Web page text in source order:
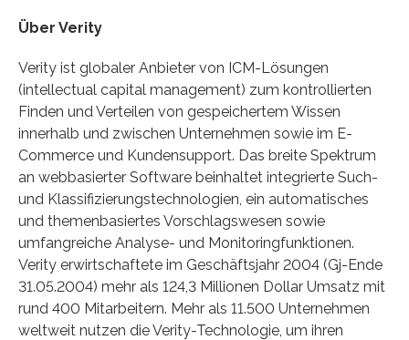
Über Verity
Verity ist globaler Anbieter von ICM-Lösungen
(intellectual capital management) zum kontrollierten
Finden und Verteilen von gespeichertem Wissen
innerhalb und zwischen Unternehmen sowie im E-
Commerce und Kundensupport. Das breite Spektrum
an webbasierter Software beinhaltet integrierte Such-
und Klassifizierungstechnologien, ein automatisches
und themenbasiertes Vorschlagswesen sowie
umfangreiche Analyse- und Monitoringfunktionen.
Verity erwirtschaftete im Geschäftsjahr 2004 (Gj-Ende
31.05.2004) mehr als 124,3 Millionen Dollar Umsatz mit
rund 400 Mitarbeitern. Mehr als 11.500 Unternehmen
weltweit nutzen die Verity-Technologie, um ihren